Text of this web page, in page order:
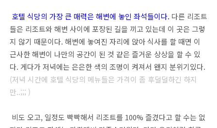
호텔 식당의 가장 큰 매력은 해변에 놓인 좌석들이다. 다른 리조트
들은 리조트와 해변 사이에 포장된 길을 끼고 있는데 이 곳은 그렇
지 않기 때문이다. 해변에 놓여진 자리에 앉아 식사를 할 때면 이
근사한 해변이 나만의 공간이 된 것 같은 즐거운 상상을 할 수 있
다. 게다가 저녁에는 은은한 색의 조명이 켜져서 왠지 분위기있다.
(저녁 시간에 호텔 식당의 메뉴들은 가격이 좀 후덜덜하긴 하지
만..;;; )
비도 오고, 일정도 빡빡해서 리조트를 100% 즐겼다고 할 수는 없